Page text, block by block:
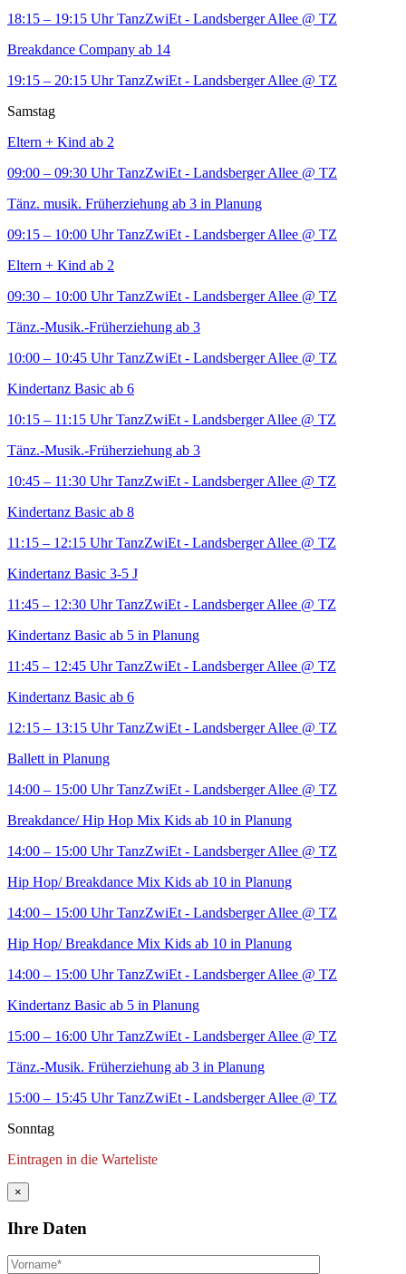
18:15 – 19:15 Uhr TanzZwiEt - Landsberger Allee @ TZ
Breakdance Company ab 14
19:15 – 20:15 Uhr TanzZwiEt - Landsberger Allee @ TZ
Samstag
Eltern + Kind ab 2
09:00 – 09:30 Uhr TanzZwiEt - Landsberger Allee @ TZ
Tänz. musik. Früherziehung ab 3 in Planung
09:15 – 10:00 Uhr TanzZwiEt - Landsberger Allee @ TZ
Eltern + Kind ab 2
09:30 – 10:00 Uhr TanzZwiEt - Landsberger Allee @ TZ
Tänz.-Musik.-Früherziehung ab 3
10:00 – 10:45 Uhr TanzZwiEt - Landsberger Allee @ TZ
Kindertanz Basic ab 6
10:15 – 11:15 Uhr TanzZwiEt - Landsberger Allee @ TZ
Tänz.-Musik.-Früherziehung ab 3
10:45 – 11:30 Uhr TanzZwiEt - Landsberger Allee @ TZ
Kindertanz Basic ab 8
11:15 – 12:15 Uhr TanzZwiEt - Landsberger Allee @ TZ
Kindertanz Basic 3-5 J
11:45 – 12:30 Uhr TanzZwiEt - Landsberger Allee @ TZ
Kindertanz Basic ab 5 in Planung
11:45 – 12:45 Uhr TanzZwiEt - Landsberger Allee @ TZ
Kindertanz Basic ab 6
12:15 – 13:15 Uhr TanzZwiEt - Landsberger Allee @ TZ
Ballett in Planung
14:00 – 15:00 Uhr TanzZwiEt - Landsberger Allee @ TZ
Breakdance/ Hip Hop Mix Kids ab 10 in Planung
14:00 – 15:00 Uhr TanzZwiEt - Landsberger Allee @ TZ
Hip Hop/ Breakdance Mix Kids ab 10 in Planung
14:00 – 15:00 Uhr TanzZwiEt - Landsberger Allee @ TZ
Hip Hop/ Breakdance Mix Kids ab 10 in Planung
14:00 – 15:00 Uhr TanzZwiEt - Landsberger Allee @ TZ
Kindertanz Basic ab 5 in Planung
15:00 – 16:00 Uhr TanzZwiEt - Landsberger Allee @ TZ
Tänz.-Musik. Früherziehung ab 3 in Planung
15:00 – 15:45 Uhr TanzZwiEt - Landsberger Allee @ TZ
Sonntag
Eintragen in die Warteliste
×
Ihre Daten